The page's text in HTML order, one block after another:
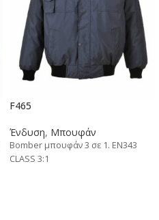
F465
Ένδυση, Μπουφάν
Bomber μπουφάν 3 σε 1. ΕΝ343
CLASS 3:1